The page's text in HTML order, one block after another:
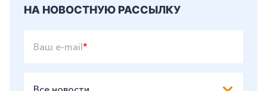
НА НОВОСТНУЮ РАССЫЛКУ
Ваш e-mail*